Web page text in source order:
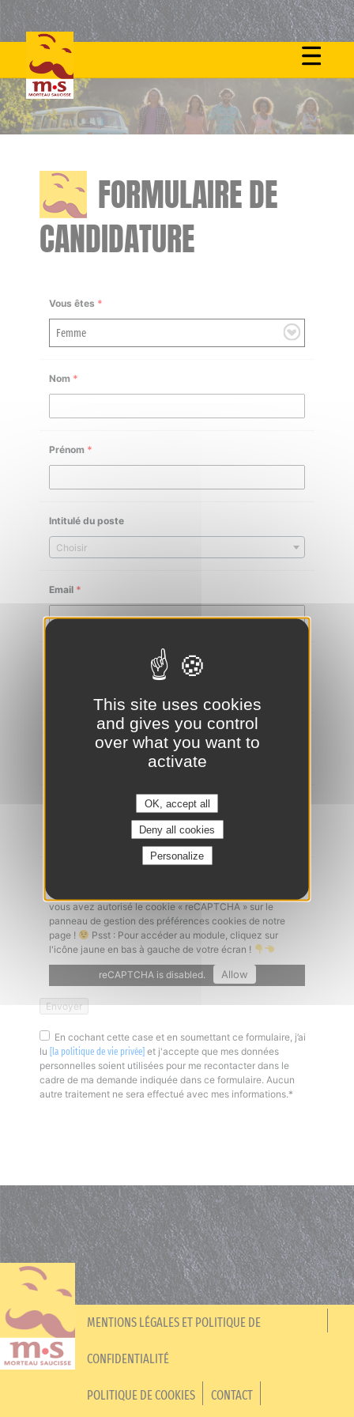
Skip
FORMULAIRE DE
CANDIDATURE
Vous êtes *
Nom *
Prénom *
Intitulé du poste
Choisir
Email *
Ajouter un CV*
Un problème à l'envoi de votre candidature ? Vérifiez que
vous avez autorisé le cookie « reCAPTCHA » sur le
panneau de gestion des préférences cookies de notre
page !
Psst : Pour accéder au module, cliquez sur
l'icône jaune en bas à gauche de votre écran !
reCAPTCHA is disabled. Allow
En cochant cette case et en soumettant ce formulaire, j’ai
lu
[la politique de vie privée] et j'accepte que mes données
personnelles soient utilisées pour me recontacter dans le
cadre de ma demande indiquée dans ce formulaire. Aucun
autre traitement ne sera effectué avec mes informations.*
MENTIONS LÉGALES ET POLITIQUE DE
CONFIDENTIALITÉ
POLITIQUE DE COOKIES CONTACT
This site uses cookies
and gives you control
over what you want to
activate
OK, accept all
Deny all cookies
Personalize